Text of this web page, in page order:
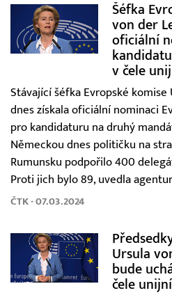
Šéfka
von der
oficiální
v čele
Stávající šéfka Evropské
dnes získala oficiální nominaci
pro kandidaturu na druhý
Německou dnes političku na
Rumunsku podpořilo 400
Proti jich bylo 89, uvedla
ČTK - 07.03.2024
Ursula
bude
čele